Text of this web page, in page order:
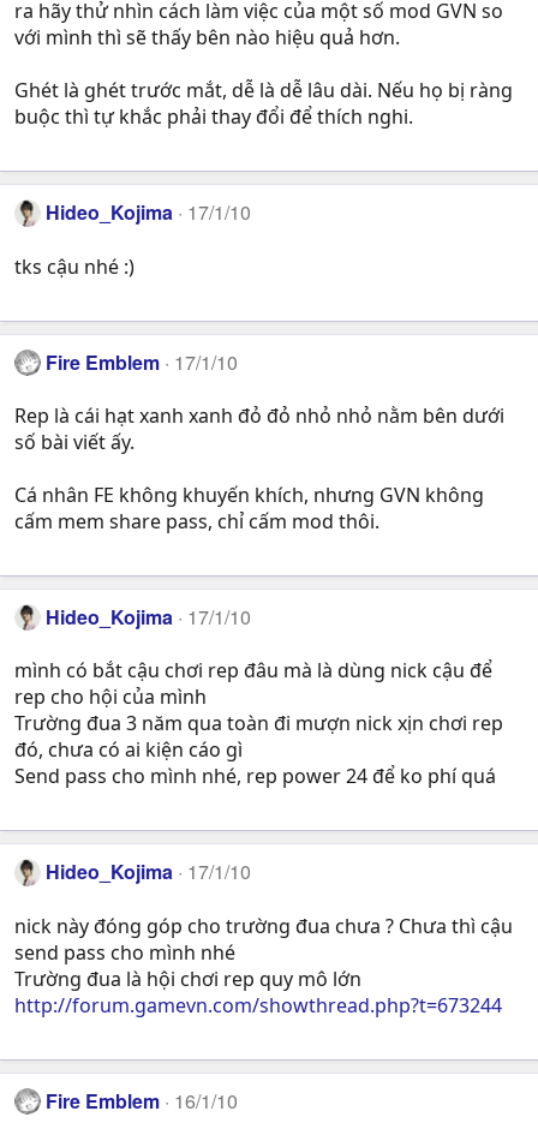
ra hãy thử nhìn cách làm việc của một số mod GVN so
với mình thì sẽ thấy bên nào hiệu quả hơn.
Ghét là ghét trước mắt, dễ là dễ lâu dài. Nếu họ bị ràng
buộc thì tự khắc phải thay đổi để thích nghi.
Hideo_Kojima 17/1/10
tks cậu nhé :)
Fire Emblem 17/1/10
Rep là cái hạt xanh xanh đỏ đỏ nhỏ nhỏ nằm bên dưới
số bài viết ấy.
Cá nhân FE không khuyến khích, nhưng GVN không
cấm mem share pass, chỉ cấm mod thôi.
Hideo_Kojima 17/1/10
mình có bắt cậu chơi rep đâu mà là dùng nick cậu để
rep cho hội của mình
Trường đua 3 năm qua toàn đi mượn nick xịn chơi rep
đó, chưa có ai kiện cáo gì
Send pass cho mình nhé, rep power 24 để ko phí quá
Hideo_Kojima 17/1/10
nick này đóng góp cho trường đua chưa ? Chưa thì cậu
send pass cho mình nhé
Trường đua là hội chơi rep quy mô lớn
http://forum.gamevn.com/showthread.php?t=673244
Fire Emblem 16/1/10